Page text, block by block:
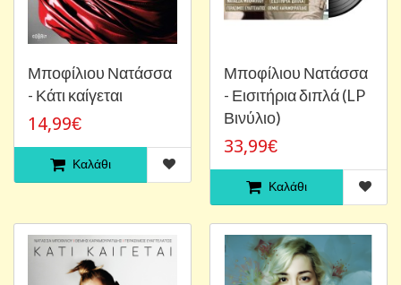
Μποφίλιου Νατάσσα
- Κάτι καίγεται
14,99€
Καλάθι
Μποφίλιου Νατάσσα
- Εισιτήρια διπλά (LP
Βινύλιο)
33,99€
Καλάθι